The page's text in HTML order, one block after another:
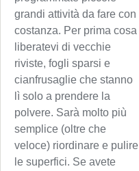
grandi attività da fare con
costanza. Per prima cosa
liberatevi di vecchie
riviste, fogli sparsi e
cianfrusaglie che stanno
lì solo a prendere la
polvere. Sarà molto più
semplice (oltre che
veloce) riordinare e pulire
le superfici. Se avete